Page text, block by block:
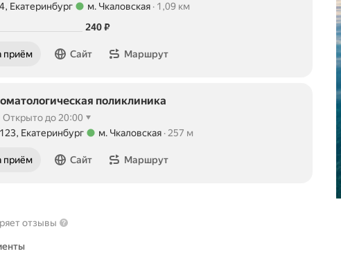
Екатеринбург
м. Чкаловская
1,09 км
Цена
240 ₽
приём Сайт Маршрут
поликлиника
Открыто до 20:00
Екатеринбург
м. Чкаловская 257 м
приём Сайт Маршрут
отзывы